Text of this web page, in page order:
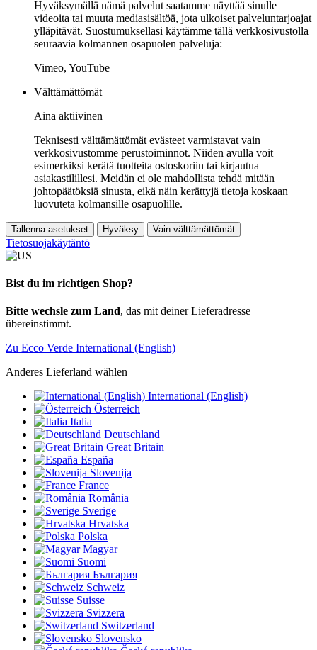
Hyväksymällä nämä palvelut saatamme näyttää sinulle
videoita tai muuta mediasisältöä, jota ulkoiset palveluntarjoajat
ylläpitävät. Suostumuksellasi käytämme tällä verkkosivustolla
seuraavia kolmannen osapuolen palveluja:
Vimeo, YouTube
Välttämättömät
Aina aktiivinen
Teknisesti välttämättömät evästeet varmistavat vain
verkkosivustomme perustoiminnot. Niiden avulla voit
esimerkiksi kerätä tuotteita ostoskoriin tai kirjautua
asiakastilillesi. Meidän ei ole mahdollista tehdä mitään
johtopäätöksiä sinusta, eikä näin kerättyjä tietoja koskaan
luovuteta kolmansille osapuolille.
Tallenna asetukset Hyväksy Vain välttämättömät
Tietosuojakäytäntö
Bist du im richtigen Shop?
Bitte wechsle zum Land, das mit deiner Lieferadresse
übereinstimmt.
Zu Ecco Verde International (English)
Anderes Lieferland wählen
International (English)
Österreich
Italia
Deutschland
Great Britain
España
Slovenija
France
România
Sverige
Hrvatska
Polska
Magyar
Suomi
България
Schweiz
Suisse
Svizzera
Switzerland
Slovensko